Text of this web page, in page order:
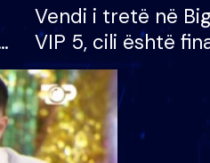
Vendi i tretë në
VIP 5, cili është
radhës që lë